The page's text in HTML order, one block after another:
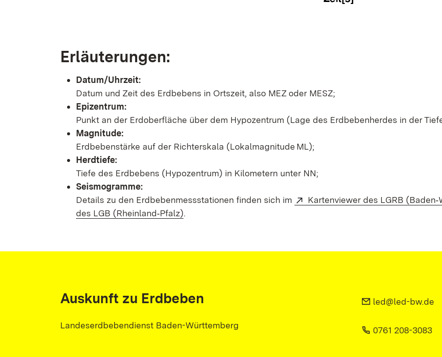
Erläuterungen:
Datum/Uhrzeit:
Datum und Zeit des Erdbebens in Ortszeit, also MEZ oder MESZ;
Epizentrum:
Punkt an der Erdoberfläche über dem Hypozentrum (Lage des Erdbebenherdes in der
Magnitude:
Erdbebenstärke auf der Richterskala (Lokalmagnitude ML);
Herdtiefe:
Tiefe des Erdbebens (Hypozentrum) in Kilometern unter NN;
Seismogramme:
Details zu den Erdbebenmessstationen finden sich im
Kartenviewer des LGRB
des LGB (Rheinland‑Pfalz).
Auskunft zu Erdbeben
Landeserdbebendienst Baden-Württemberg
led@led-bw.de
0761 208-3083